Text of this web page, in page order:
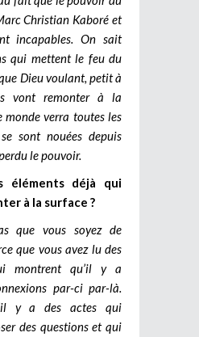
Christian Kaboré et
incapables. On sait
qui mettent le feu du
Dieu voulant, petit à
vont remonter à la
monde verra toutes les
sont nouées depuis
le pouvoir.
éléments déjà qui
à la surface ?
que vous soyez de
que vous avez lu des
montrent qu’il y a
par-ci par-là.
y a des actes qui
des questions et qui